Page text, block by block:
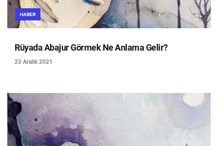
HABER
Rüyada Abajur Görmek Ne Anlama Gelir?
23 Aralık 2021